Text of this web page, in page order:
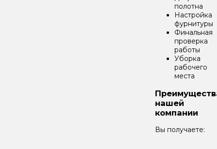
полотна
Настройка
фурнитуры
Финальная
проверка
работы
Уборка
рабочего
места
нашей
компании
Вы получаете: